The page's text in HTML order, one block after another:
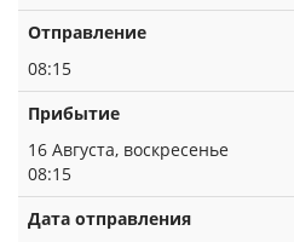
Отправление
08:15
Прибытие
16 Августа, воскресенье
08:15
Дата отправления